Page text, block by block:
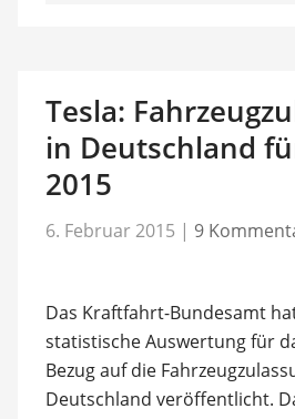
Tesla:
in Deutschland
2015
6. Februar 2015 | 9
Das Kraftfahrt-Bundesamt
statistische Auswertung für
Bezug auf die
Deutschland veröffentlicht.